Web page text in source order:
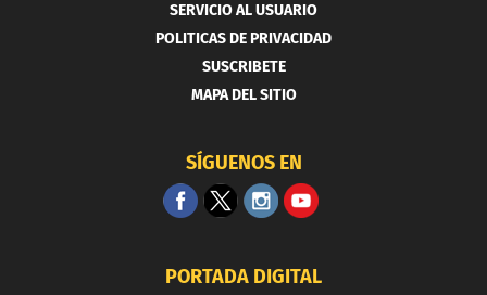
SERVICIO AL USUARIO
POLITICAS DE PRIVACIDAD
SUSCRIBETE
MAPA DEL SITIO
SÍGUENOS EN
PORTADA DIGITAL